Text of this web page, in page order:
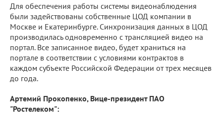
Для обеспечения работы системы видеонаблюдения
были задействованы собственные ЦОД компании в
Москве и Екатеринбурге. Синхронизация данных в ЦОД
производилась одновременно с трансляцией видео на
портал. Все записанное видео, будет храниться на
портале в соответствии с условиями контрактов в
каждом субъекте Российской Федерации от трех месяцев
до года.
Артемий Прокопенко, Вице-президент ПАО
"Ростелеком":